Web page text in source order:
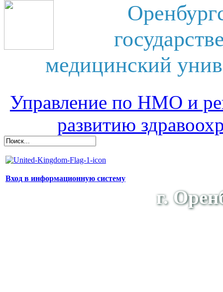
медицинский
Управление по НМО и
развитию
Вход в информационную систему
г.